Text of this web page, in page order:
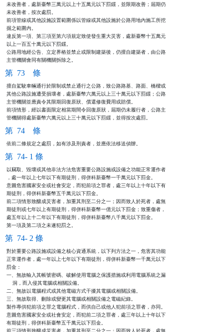
未改善者，處新臺幣三萬元以上十五萬元以下罰鍰，並限期改善；屆期仍
未改善者，按次處罰。
前項管線或其他設施設置範圍係以管線或其他設施於公路用地內施工所挖
掘之範圍內。
違反第一項、第三項至第六項規定致使發生重大災害，處新臺幣十五萬元
以上一百五十萬元以下罰鍰。
公路用地經公告、立定界樁並禁止或限制建築後，仍擅自建築者，由公路
主管機關會同有關機關拆除之。
第 73 條
擅自駕駛車輛通行於限制或禁止通行之公路，致公路路基、路面、橋樑或
其他公路設施遭受損壞者，處新臺幣六萬元以上三十萬元以下罰鍰；公路
主管機關並應責令其限期回復原狀、償還修復費用或賠償。
前項情形，經以書面限定相當期間令回復原狀，屆期仍未履行者，公路主
管機關得處新臺幣六萬元以上三十萬元以下罰鍰，並得按次處罰。
第 74 條
依前二條規定之處罰，如有涉及刑責者，並應依法移送偵辦。
第 74- 1 條
以竊取、毀壞或其他非法方法危害重要公路設施或設備之功能正常運作者
，處一年以上七年以下有期徒刑，得併科新臺幣一千萬元以下罰金。
意圖危害國家安全或社會安定，而犯前項之罪者，處三年以上十年以下有
期徒刑，得併科新臺幣五千萬元以下罰金。
前二項情形致釀成災害者，加重其刑至二分之一；因而致人於死者，處無
期徒刑或七年以上有期徒刑，得併科新臺幣一億元以下罰金；致重傷者，
處五年以上十二年以下有期徒刑，得併科新臺幣八千萬元以下罰金。
第一項及第二項之未遂犯罰之。
第 74- 2 條
對於重要公路設施或設備之核心資通系統，以下列方法之一，危害其功能
正常運作者，處一年以上七年以下有期徒刑，得併科新臺幣一千萬元以下
罰金：
一、無故輸入其帳號密碼、破解使用電腦之保護措施或利用電腦系統之漏
    洞，而入侵其電腦或相關設備。
二、無故以電腦程式或其他電磁方式干擾其電腦或相關設備。
三、無故取得、刪除或變更其電腦或相關設備之電磁紀錄。
製作專供犯前項之罪之電腦程式，而供自己或他人犯前項之罪者，亦同。
意圖危害國家安全或社會安定，而犯前二項之罪者，處三年以上十年以下
有期徒刑，得併科新臺幣五千萬元以下罰金。